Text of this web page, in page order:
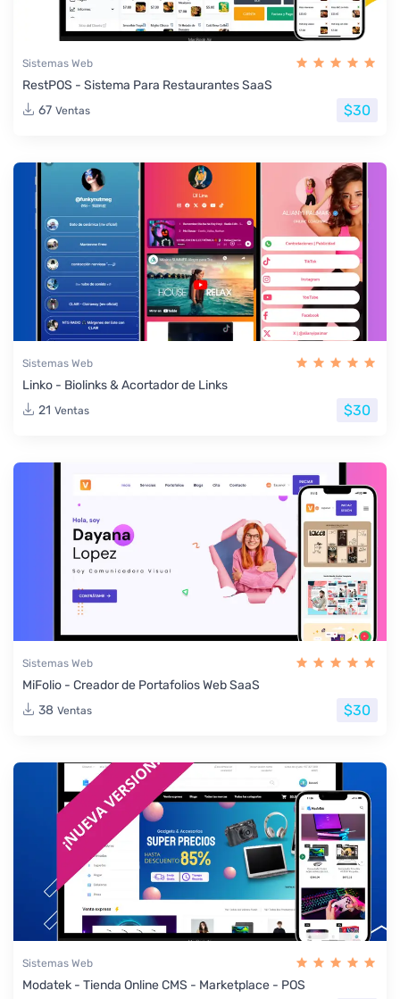
Sistemas Web
RestPOS - Sistema Para Restaurantes SaaS
67 Ventas $30
Sistemas Web
Linko - Biolinks & Acortador de Links
21 Ventas $30
Sistemas Web
MiFolio - Creador de Portafolios Web SaaS
38 Ventas $30
Sistemas Web
Modatek - Tienda Online CMS - Marketplace - POS